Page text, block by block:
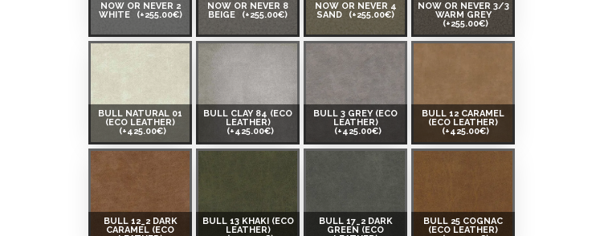
NOW OR NEVER 2
WHITE
(+255.00€)
NOW OR NEVER 8
BEIGE
(+255.00€)
NOW OR NEVER 4
SAND
(+255.00€)
NOW OR NEVER 3/3
WARM GREY
(+255.00€)
BULL NATURAL 01
(ECO LEATHER)
(+425.00€)
BULL CLAY 84 (ECO
LEATHER)
(+425.00€)
BULL 3 GREY (ECO
LEATHER)
(+425.00€)
BULL 12 CARAMEL
(ECO LEATHER)
(+425.00€)
BULL 12_2 DARK
CARAMEL (ECO
BULL 13 KHAKI (ECO
LEATHER)
BULL 17_2 DARK
GREEN (ECO
BULL 25 COGNAC
(ECO LEATHER)